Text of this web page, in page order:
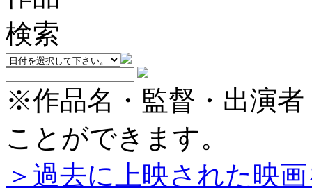
※作品名・監督・出演
ことができます。
＞過去に上映された映